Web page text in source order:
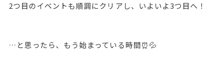
2つ目のイベントも順調にクリアし、いよいよ3つ目へ！
…と思ったら、もう始まっている時間⏰💦